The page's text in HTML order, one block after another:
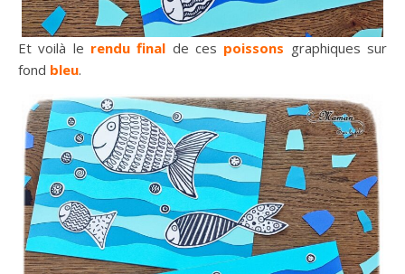
Et voilà le rendu final de ces poissons graphiques sur
fond bleu.